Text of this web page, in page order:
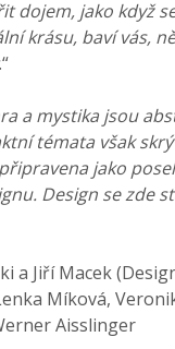
dojem, jako když
krásu, baví vás,
.“
a mystika jsou
témata však
jako
Design se zde
a Jiří Macek
Míková,
Aisslinger